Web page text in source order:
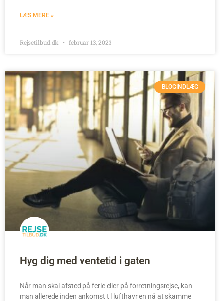
LÆS MERE »
Rejsetilbud.dk februar 13, 2023
BLOGINDLÆG
Hyg dig med ventetid i gaten
Når man skal afsted på ferie eller på forretningsrejse, kan
man allerede inden ankomst til lufthavnen nå at skamme